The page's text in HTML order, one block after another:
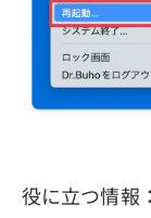
役に立つ情報：